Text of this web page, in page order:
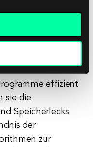
parallel
wird.
zur
effizient
sie die
Speicherlecks
der
zur